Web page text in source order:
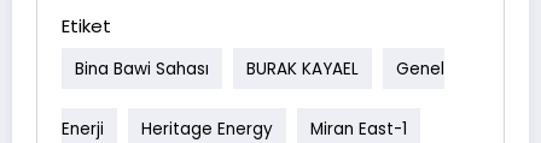
Etiket
Bina Bawi Sahası BURAK KAYAEL Genel
Enerji Heritage Energy Miran East-1